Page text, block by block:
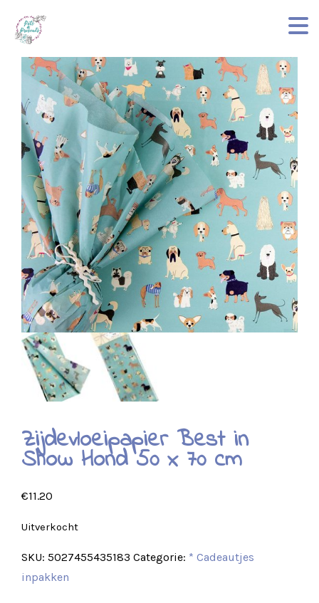
Zijdevloeipapier Best in
Show Hond 50 x 70 cm
€11.20
Uitverkocht
SKU: 5027455435183 Categorie: * Cadeautjes
inpakken